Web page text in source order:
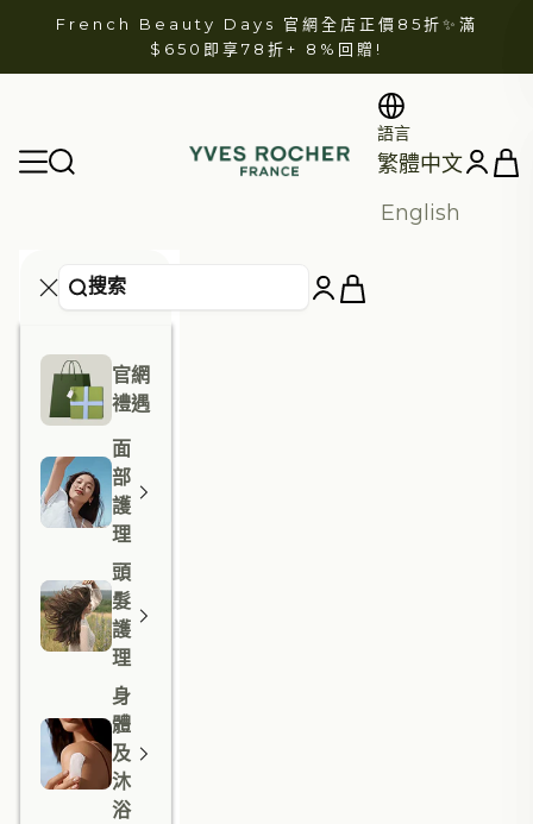
French Beauty Days 官網全店正價85折✨滿
$650即享78折+ 8%回贈 !
YVES ROCHER
開啟導航選單
語言
繁體中文
English
開啟帳戶
開啟
官網
禮遇
面
部
護
理
頭
髮
護
理
身
體
及
沐
浴